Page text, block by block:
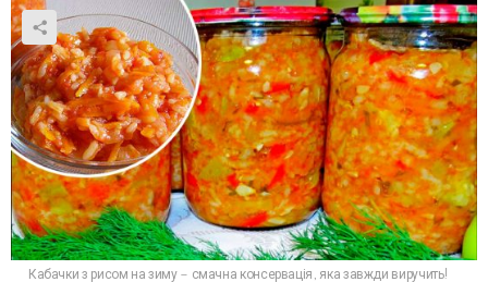
Кабачки з рисом на зиму – смачна консервація, яка завжди виручить!